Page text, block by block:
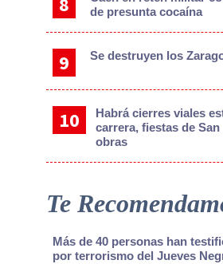
de presunta cocaína
Se destruyen los
Habrá cierres viales
carrera, fiestas de
obras
Te
Más de 40 personas han
por terrorismo del Jueves